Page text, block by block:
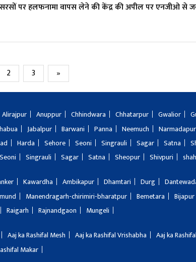
पर हलफनामा वापस लेने की केंद्र की अपील पर एनजीओ से
2 3 »
Alirajpur Anuppur Chhindwara Chhatarpur Gwalior
Jabalpur Barwani Panna Neemuch
Harda Sehore Seoni Singrauli Sagar Satna
Seoni Singrauli Sagar Satna Sheopur Shivpuri
Kawardha Ambikapur Dhamtari Durg
Manendragarh-chirimiri-bharatpur Bemetara Bijapur
Raigarh Rajnandgaon Mungeli
Aaj ka Rashifal Mesh Aaj ka Rashifal Vrishabha Aaj ka
Makar